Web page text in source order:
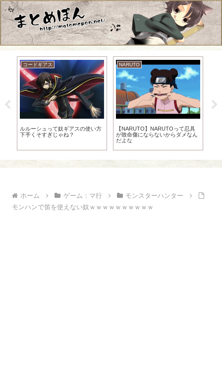
コードギアス
ルルーシュって奴ギアスの使い方
下手くそすぎじゃね？
NARUTO
【NARUTO】NARUTOって忍具
が致命傷にならないからダメなん
だよな
ホーム ゲーム：マ行
モンスターハンター
モンハンで笛を使えない奴ｗｗｗｗｗｗｗｗｗｗ